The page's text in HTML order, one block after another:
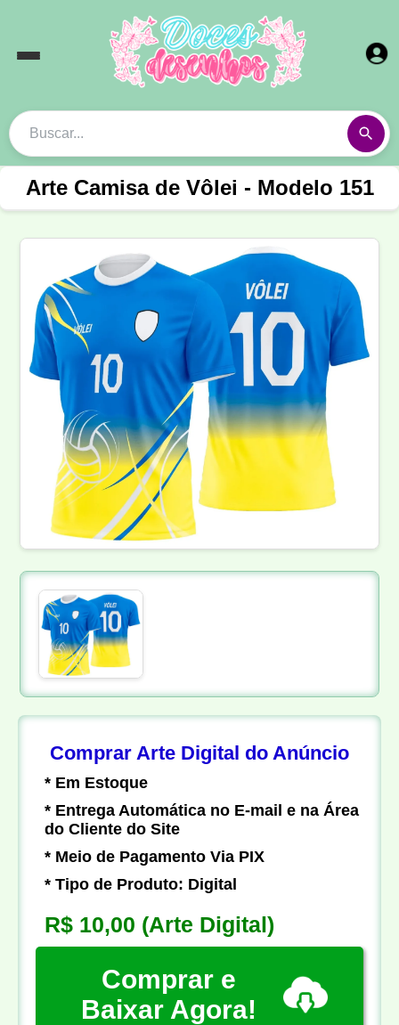
Arte Camisa de Vôlei - Modelo 151
Comprar Arte Digital do Anúncio
* Em Estoque
* Entrega Automática no E-mail e na Área
do Cliente do Site
* Meio de Pagamento Via PIX
* Tipo de Produto: Digital
R$ 10,00 (Arte Digital)
Comprar e
Baixar Agora!